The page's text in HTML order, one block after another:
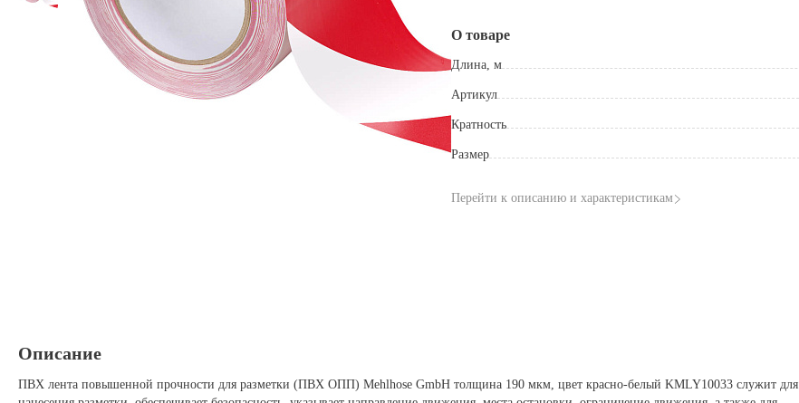
О товаре
Длина, м
Артикул
Кратность
Размер
Перейти к описанию и характеристикам
Описание
ПВХ лента повышенной прочности для разметки (ПВХ ОПП) Mehlhose GmbH толщина 190 мкм, цвет красно-белый KMLY10033 служит для